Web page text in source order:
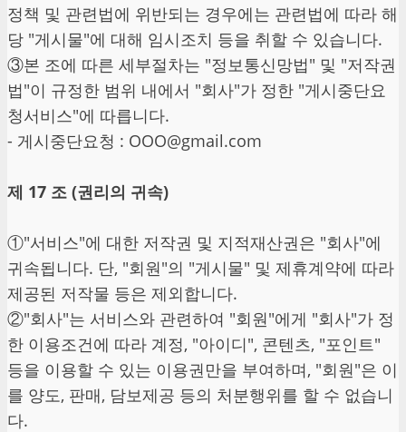
정책 및 관련법에 위반되는 경우에는 관련법에 따라 해
당 "게시물"에 대해 임시조치 등을 취할 수 있습니다.
③본 조에 따른 세부절차는 "정보통신망법" 및 "저작권
법"이 규정한 범위 내에서 "회사"가 정한 "게시중단요
청서비스"에 따릅니다.
- 게시중단요청 : OOO@gmail.com
제 17 조 (권리의 귀속)
①"서비스"에 대한 저작권 및 지적재산권은 "회사"에
귀속됩니다. 단, "회원"의 "게시물" 및 제휴계약에 따라
제공된 저작물 등은 제외합니다.
②"회사"는 서비스와 관련하여 "회원"에게 "회사"가 정
한 이용조건에 따라 계정, "아이디", 콘텐츠, "포인트"
등을 이용할 수 있는 이용권만을 부여하며, "회원"은 이
를 양도, 판매, 담보제공 등의 처분행위를 할 수 없습니
다.